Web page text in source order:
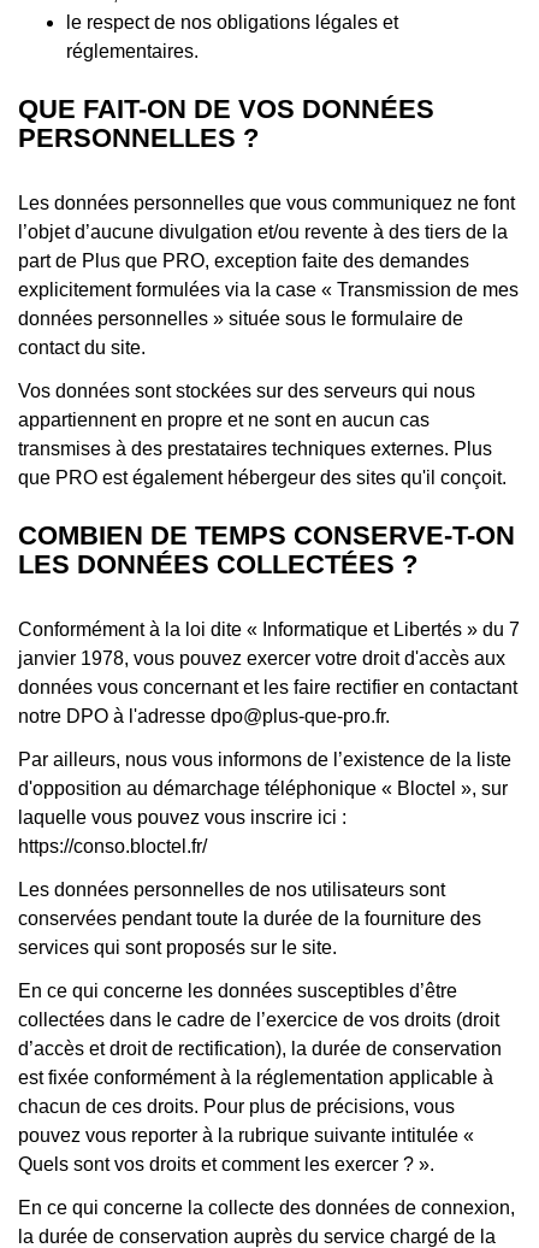
le respect de nos obligations légales et
réglementaires.
QUE FAIT-ON DE VOS DONNÉES
PERSONNELLES ?
Les données personnelles que vous communiquez ne font
l’objet d’aucune divulgation et/ou revente à des tiers de la
part de Plus que PRO, exception faite des demandes
explicitement formulées via la case « Transmission de mes
données personnelles » située sous le formulaire de
contact du site.
Vos données sont stockées sur des serveurs qui nous
appartiennent en propre et ne sont en aucun cas
transmises à des prestataires techniques externes. Plus
que PRO est également hébergeur des sites qu'il conçoit.
COMBIEN DE TEMPS CONSERVE-T-ON
LES DONNÉES COLLECTÉES ?
Conformément à la loi dite « Informatique et Libertés » du 7
janvier 1978, vous pouvez exercer votre droit d'accès aux
données vous concernant et les faire rectifier en contactant
notre DPO à l'adresse dpo@plus-que-pro.fr.
Par ailleurs, nous vous informons de l’existence de la liste
d'opposition au démarchage téléphonique « Bloctel », sur
laquelle vous pouvez vous inscrire ici :
https://conso.bloctel.fr/
Les données personnelles de nos utilisateurs sont
conservées pendant toute la durée de la fourniture des
services qui sont proposés sur le site.
En ce qui concerne les données susceptibles d’être
collectées dans le cadre de l’exercice de vos droits (droit
d’accès et droit de rectification), la durée de conservation
est fixée conformément à la réglementation applicable à
chacun de ces droits. Pour plus de précisions, vous
pouvez vous reporter à la rubrique suivante intitulée «
Quels sont vos droits et comment les exercer ? ».
En ce qui concerne la collecte des données de connexion,
la durée de conservation auprès du service chargé de la